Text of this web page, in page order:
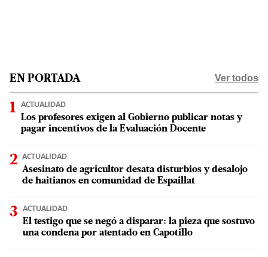
EN PORTADA Ver todos
ACTUALIDAD
Los profesores exigen al Gobierno publicar notas y
pagar incentivos de la Evaluación Docente
ACTUALIDAD
Asesinato de agricultor desata disturbios y desalojo
de haitianos en comunidad de Espaillat
ACTUALIDAD
El testigo que se negó a disparar: la pieza que sostuvo
una condena por atentado en Capotillo